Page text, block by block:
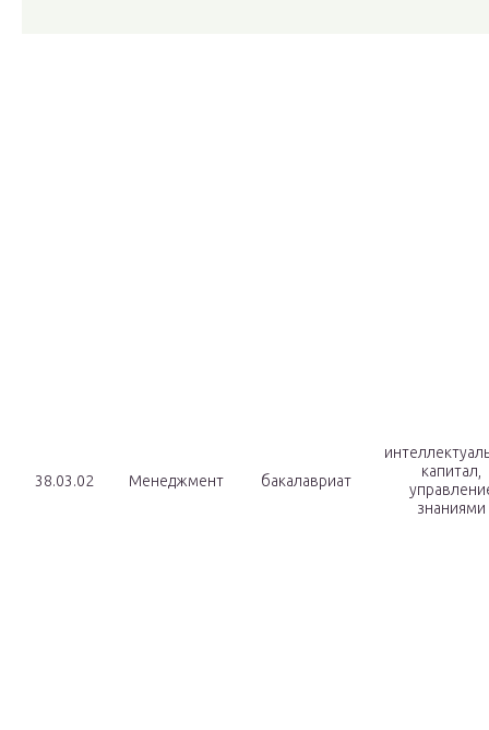
38.03.02 Менеджмент бакалавриат
капитал,
знаниями